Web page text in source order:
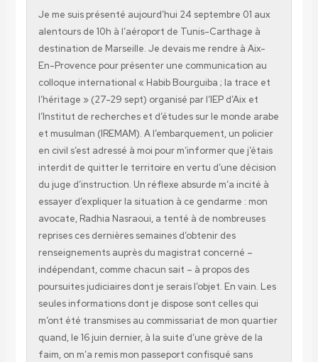
Je me suis présenté aujourd’hui 24 septembre 01 aux
alentours de 10h à l’aéroport de Tunis-Carthage à
destination de Marseille. Je devais me rendre à Aix-
En-Provence pour présenter une communication au
colloque international « Habib Bourguiba ; la trace et
l’héritage » (27-29 sept) organisé par l’IEP d’Aix et
l’Institut de recherches et d’études sur le monde arabe
et musulman (IREMAM). A l’embarquement, un policier
en civil s’est adressé à moi pour m’informer que j’étais
interdit de quitter le territoire en vertu d’une décision
du juge d’instruction. Un réflexe absurde m’a incité à
essayer d’expliquer la situation à ce gendarme : mon
avocate, Radhia Nasraoui, a tenté à de nombreuses
reprises ces dernières semaines d’obtenir des
renseignements auprès du magistrat concerné –
indépendant, comme chacun sait – à propos des
poursuites judiciaires dont je serais l’objet. En vain. Les
seules informations dont je dispose sont celles qui
m’ont été transmises au commissariat de mon quartier
quand, le 16 juin dernier, à la suite d’une grève de la
faim, on m’a remis mon passeport confisqué sans